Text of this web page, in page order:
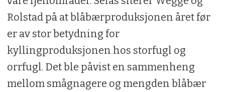
Rolstad på at blåbærproduksjonen året før
er av stor betydning for
kyllingproduksjonen hos storfugl og
orrfugl. Det ble påvist en sammenheng
mellom smågnagere og mengden blåbær